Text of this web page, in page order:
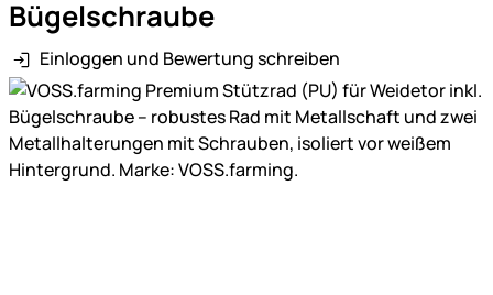
Bügelschraube
Einloggen und Bewertung schreiben
Produktgalerie